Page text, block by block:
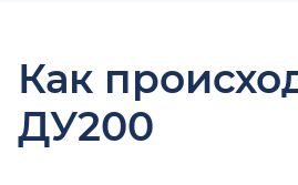
Как
ДУ200